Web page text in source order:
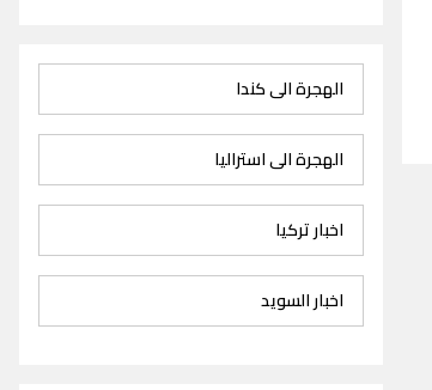
الهجرة الى كندا
الهجرة الى استراليا
اخبار تركيا
اخبار السويد